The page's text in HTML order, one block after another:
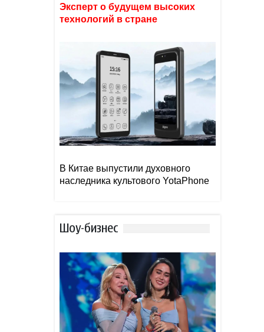
Эксперт о будущем высоких
технологий в стране
В Китае выпустили духовного
наследника культового YotaPhone
Шоу-бизнес